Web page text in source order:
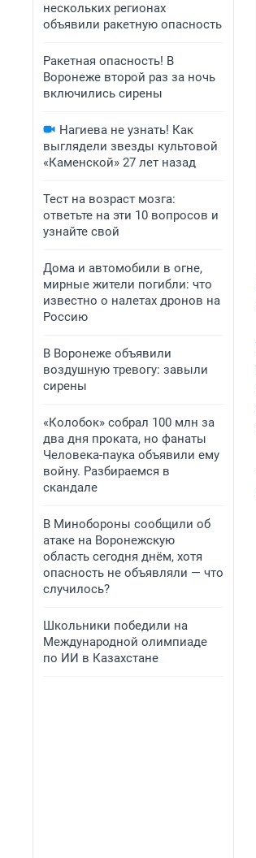
нескольких регионах
объявили ракетную опасность
Ракетная опасность! В
Воронеже второй раз за ночь
включились сирены
Нагиева не узнать! Как
выглядели звезды культовой
«Каменской» 27 лет назад
Тест на возраст мозга:
ответьте на эти 10 вопросов и
узнайте свой
Дома и автомобили в огне,
мирные жители погибли: что
известно о налетах дронов на
Россию
В Воронеже объявили
воздушную тревогу: завыли
сирены
«Колобок» собрал 100 млн за
два дня проката, но фанаты
Человека-паука объявили ему
войну. Разбираемся в
скандале
В Минобороны сообщили об
атаке на Воронежскую
область сегодня днём, хотя
опасность не объявляли — что
случилось?
Школьники победили на
Международной олимпиаде
по ИИ в Казахстане